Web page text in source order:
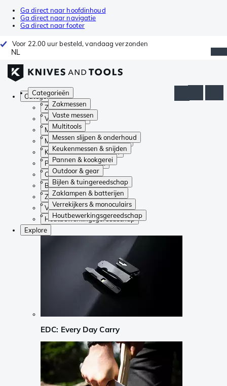
Ga direct naar hoofdinhoud
Ga direct naar navigatie
Ga direct naar footer
Voor 22.00 uur besteld, vandaag verzonden
NL
Categorieën
Zakmessen
Vaste messen
Multitools
Messen slijpen & onderhoud
Keukenmessen & snijden
Pannen & kookgerei
Outdoor & gear
Bijlen & tuingereedschap
Zaklampen & batterijen
Verrekijkers & monoculairs
Houtbewerkingsgereedschap
Categorieën
Zakmessen
Vaste messen
Multitools
Messen slijpen & onderhoud
Keukenmessen & snijden
Pannen & kookgerei
Outdoor & gear
Bijlen & tuingereedschap
Zaklampen & batterijen
Verrekijkers & monoculairs
Houtbewerkingsgereedschap
Explore
EDC: Every Day Carry